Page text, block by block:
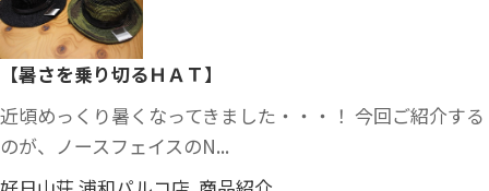
【暑さを乗り切るＨＡＴ】
近頃めっくり暑くなってきました・・・！ 今回ご紹介する
のが、ノースフェイスのN...